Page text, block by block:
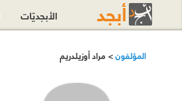
المؤلفون> مراد أوزيلدريم
الأبجديّات